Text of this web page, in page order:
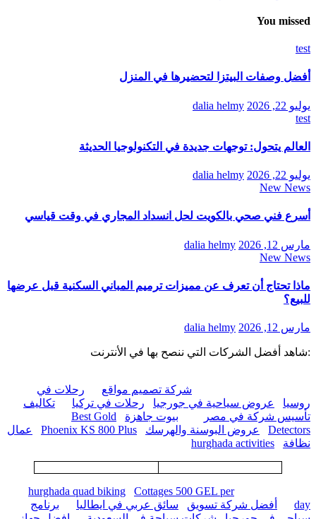
You missed
test
أفضل وصفات البيتزا لتحضيرها في المنزل
يوليو 22, 2026
dalia helmy
test
العالم يتحول: توجهات جديدة في التكنولوجيا الحديثة
يوليو 22, 2026
dalia helmy
New News
أسرع فني صحي بالكويت لحل انسداد المجاري في وقت قياسي
مارس 12, 2026
dalia helmy
New News
ماذا تحتاج أن تعرف عن مميزات ترميم المباني السكنية قبل عرضها
للبيع؟
مارس 12, 2026 dalia helmy
:شاهد أفضل الشركات التي ننصح بها في الأنترنت
شركة تصميم مواقع
رحلات في
روسيا
عروض سياحية في جورجيا رحلات في تركيا
تكاليف
تأسيس شركة في مصر
بيوت جاهزة
Best Gold
Detectors
عروض البوسنة والهرسك Phoenix KS 800 Plus
عمال
نظافة
hurghada activities
hurghada quad biking
Cottages 500 GEL per
day
أفضل شركة تسويق سائق عربي في ايطاليا
برنامج